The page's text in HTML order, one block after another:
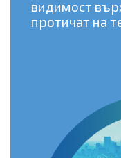
видимост
протичат на